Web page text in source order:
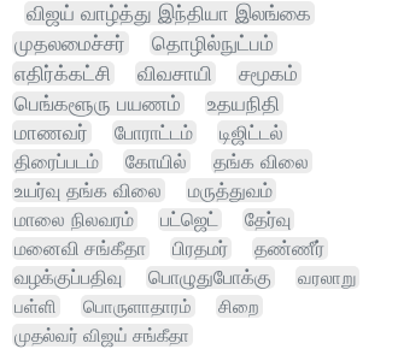
விஜய் வாழ்த்து இந்தியா இலங்கை
முதலமைச்சர்
தொழில்நுட்பம்
எதிர்க்கட்சி
விவசாயி
சமூகம்
பெங்களூரு பயணம்
உதயநிதி
மாணவர்
போராட்டம்
டிஜிட்டல்
திரைப்படம்
கோயில்
தங்க விலை
உயர்வு தங்க விலை
மருத்துவம்
மாலை நிலவரம்
பட்ஜெட்
தேர்வு
மனைவி சங்கீதா
பிரதமர்
தண்ணீர்
வழக்குப்பதிவு
பொழுதுபோக்கு
வரலாறு
பள்ளி
பொருளாதாரம்
சிறை
முதல்வர் விஜய் சங்கீதா